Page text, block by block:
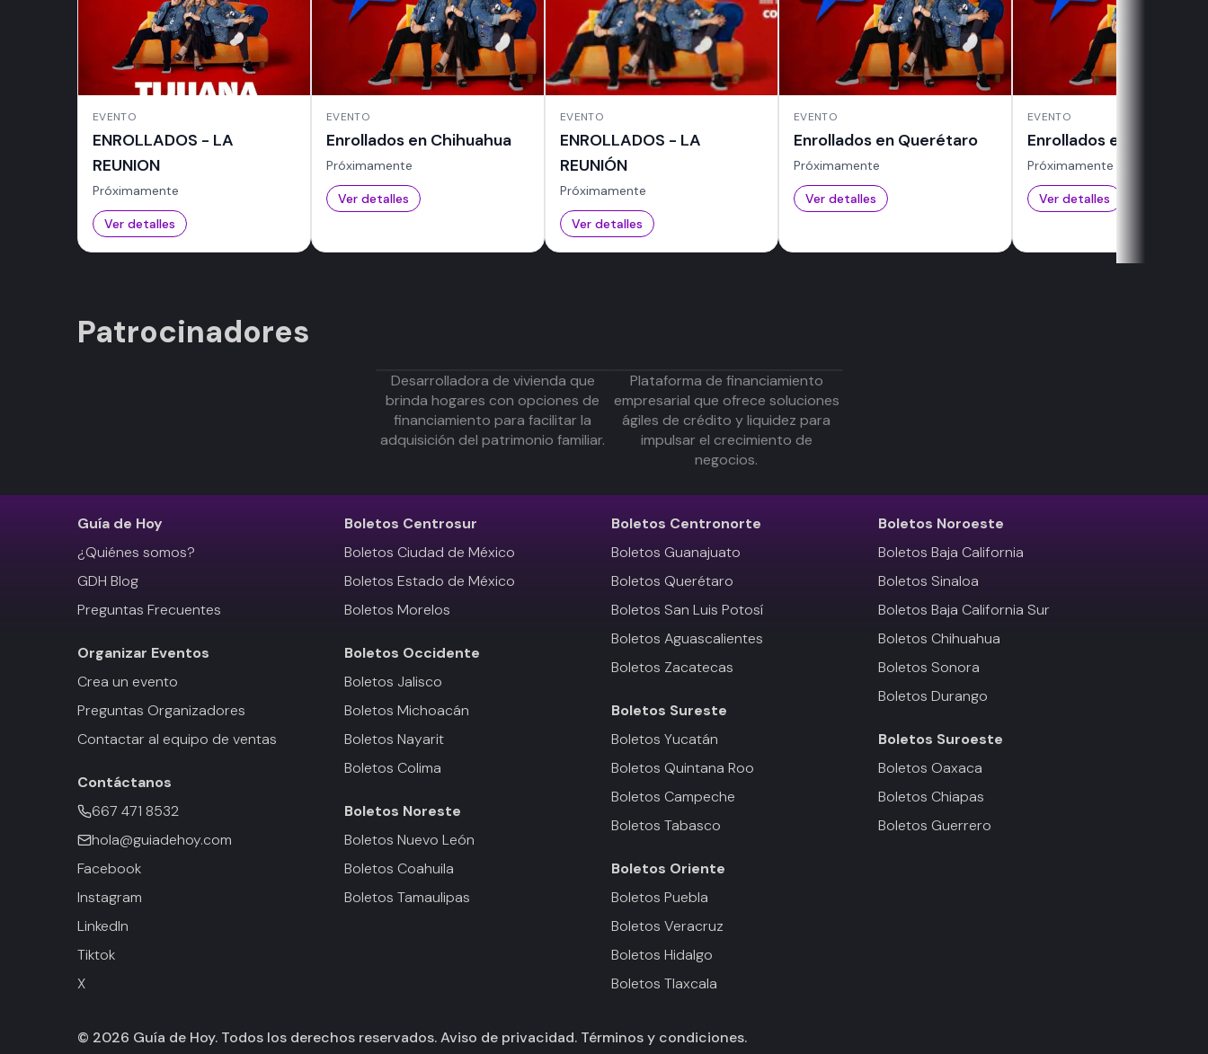
EVENTO
ENROLLADOS - LA
REUNION
Próximamente
Ver detalles
EVENTO
Enrollados en Chihuahua
Próximamente
Ver detalles
EVENTO
ENROLLADOS - LA
REUNIÓN
Próximamente
Ver detalles
EVENTO
Enrollados en Querétaro
Próximamente
Ver detalles
EVENTO
Enrollados en Mexicali
Próximamente
Ver detalles
Patrocinadores
Desarrolladora de vivienda que
brinda hogares con opciones de
financiamiento para facilitar la
adquisición del patrimonio familiar.
Plataforma de financiamiento
empresarial que ofrece soluciones
ágiles de crédito y liquidez para
impulsar el crecimiento de
negocios.
Guía de Hoy
¿Quiénes somos?
GDH Blog
Preguntas Frecuentes
Organizar Eventos
Crea un evento
Preguntas Organizadores
Contactar al equipo de ventas
Contáctanos
667 471 8532
hola@guiadehoy.com
Facebook
Instagram
LinkedIn
Tiktok
X
Boletos Centrosur
Boletos Ciudad de México
Boletos Estado de México
Boletos Morelos
Boletos Occidente
Boletos Jalisco
Boletos Michoacán
Boletos Nayarit
Boletos Colima
Boletos Noreste
Boletos Nuevo León
Boletos Coahuila
Boletos Tamaulipas
Boletos Centronorte
Boletos Guanajuato
Boletos Querétaro
Boletos San Luis Potosí
Boletos Aguascalientes
Boletos Zacatecas
Boletos Sureste
Boletos Yucatán
Boletos Quintana Roo
Boletos Campeche
Boletos Tabasco
Boletos Oriente
Boletos Puebla
Boletos Veracruz
Boletos Hidalgo
Boletos Tlaxcala
Boletos Noroeste
Boletos Baja California
Boletos Sinaloa
Boletos Baja California Sur
Boletos Chihuahua
Boletos Sonora
Boletos Durango
Boletos Suroeste
Boletos Oaxaca
Boletos Chiapas
Boletos Guerrero
© 2026 Guía de Hoy. Todos los derechos reservados.Aviso de privacidad. Términos y condiciones.